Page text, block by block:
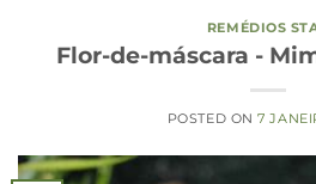
REMÉDIOS
Flor-de-máscara -
POSTED ON7